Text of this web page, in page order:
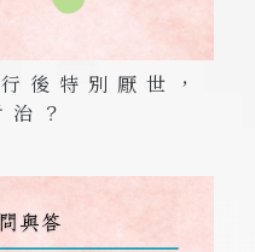
特別厭世，
？